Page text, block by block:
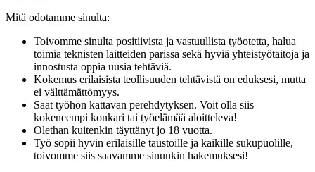
Mitä odotamme sinulta:
Toivomme sinulta positiivista ja vastuullista työotetta, halua
toimia teknisten laitteiden parissa sekä hyviä yhteistyötaitoja ja
innostusta oppia uusia tehtäviä.
Kokemus erilaisista teollisuuden tehtävistä on eduksesi, mutta
ei välttämättömyys.
Saat työhön kattavan perehdytyksen. Voit olla siis
kokeneempi konkari tai työelämää aloitteleva!
Olethan kuitenkin täyttänyt jo 18 vuotta.
Työ sopii hyvin erilaisille taustoille ja kaikille sukupuolille,
toivomme siis saavamme sinunkin hakemuksesi!